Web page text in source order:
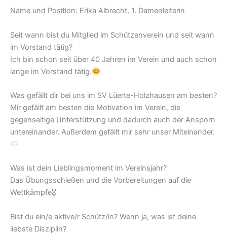
Name und Position: Erika Albrecht, 1. Damenleiterin
Seit wann bist du Mitglied im Schützenverein und seit wann
im Vorstand tätig?
Ich bin schon seit über 40 Jahren im Verein und auch schon
lange im Vorstand tätig.
Was gefällt dir bei uns im SV Lüerte-Holzhausen am besten?
Mir gefällt am besten die Motivation im Verein, die
gegenseitige Unterstützung und dadurch auch der Ansporn
untereinander. Außerdem gefällt mir sehr unser Miteinander.
Was ist dein Lieblingsmoment im Vereinsjahr?
Das Übungsschießen und die Vorbereitungen auf die
Wettkämpfe🎖
Bist du ein/e aktive/r Schütz/in? Wenn ja, was ist deine
liebste Disziplin?